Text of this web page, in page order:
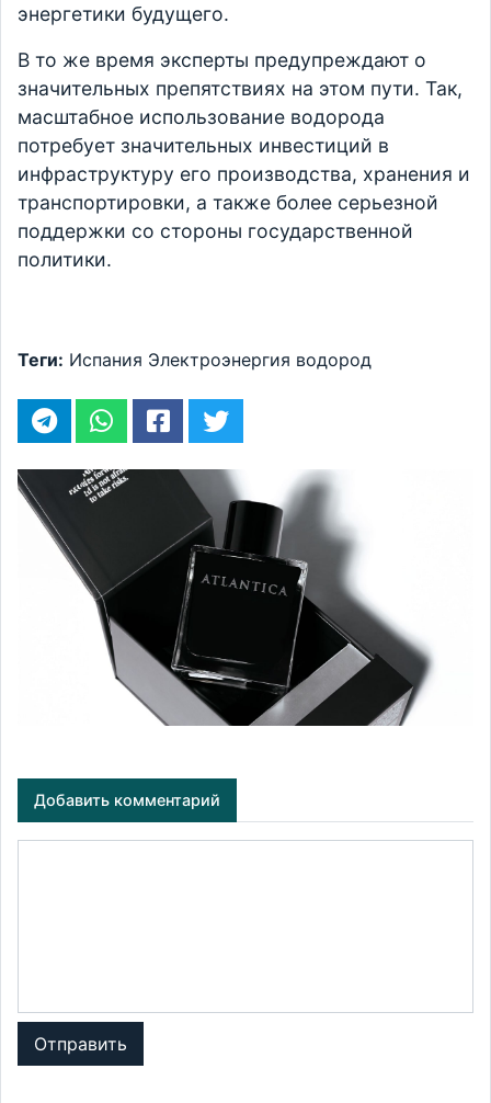
энергетики будущего.
В то же время эксперты предупреждают о
значительных препятствиях на этом пути. Так,
масштабное использование водорода
потребует значительных инвестиций в
инфраструктуру его производства, хранения и
транспортировки, а также более серьезной
поддержки со стороны государственной
политики.
Теги: Испания Электроэнергия водород
Добавить комментарий
Отправить